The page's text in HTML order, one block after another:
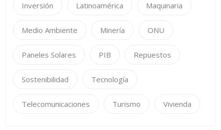
Inversión Latinoamérica Maquinaria
Medio Ambiente Minería ONU
Paneles Solares PIB Repuestos
Sostenibilidad Tecnología
Telecomunicaciones Turismo Vivienda